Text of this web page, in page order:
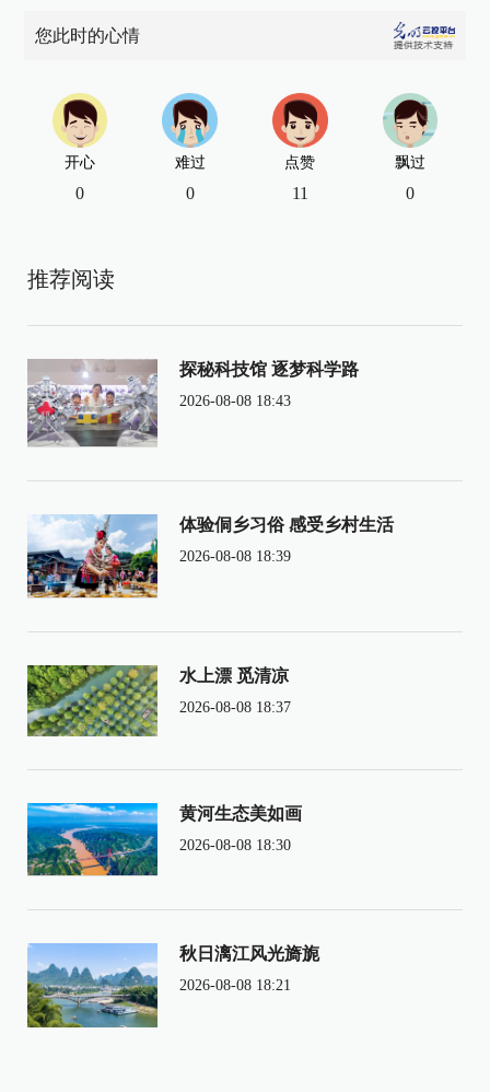
您此时的心情
开心
0
难过
0
点赞
11
飘过
0
推荐阅读
探秘科技馆 逐梦科学路
2026-08-08 18:43
体验侗乡习俗 感受乡村生活
2026-08-08 18:39
水上漂 觅清凉
2026-08-08 18:37
黄河生态美如画
2026-08-08 18:30
秋日漓江风光旖旎
2026-08-08 18:21